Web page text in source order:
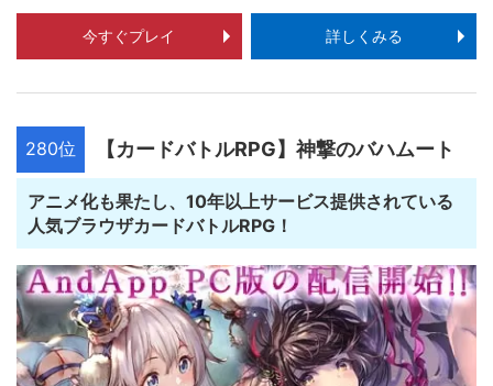
今すぐプレイ 詳しくみる
280位 【カードバトルRPG】神撃のバハムート
アニメ化も果たし、10年以上サービス提供されている
人気ブラウザカードバトルRPG！